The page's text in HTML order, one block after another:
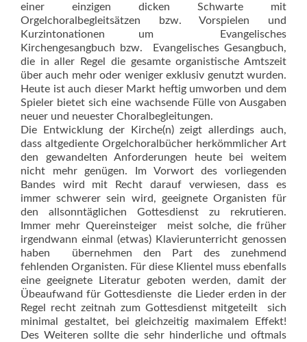
einer einzigen dicken Schwarte mit
Orgelchoralbegleitsätzen bzw. Vorspielen und
Kurzintonationen um Evangelisches
Kirchengesangbuch bzw. Evangelisches Gesangbuch,
die in aller Regel die gesamte organistische Amtszeit
über auch mehr oder weniger exklusiv genutzt wurden.
Heute ist auch dieser Markt heftig umworben und dem
Spieler bietet sich eine wachsende Fülle von Ausgaben
neuer und neuester Choralbegleitungen.
Die Entwicklung der Kirche(n) zeigt allerdings auch,
dass altgediente Orgelchoralbücher herkömmlicher Art
den gewandelten Anforderungen heute bei weitem
nicht mehr genügen. Im Vorwort des vorliegenden
Bandes wird mit Recht darauf verwiesen, dass es
immer schwe­rer sein wird, geeignete Organisten für
den allsonntäglichen Gottesdienst zu rekrutieren.
Immer mehr Quereinsteiger  meist solche, die früher
irgendwann einmal (etwas) Klavierunterricht genossen
haben  übernehmen den Part des zunehmend
fehlenden Organisten. Für diese Klientel muss ebenfalls
eine geeignete Literatur geboten werden, damit der
Übeaufwand für Gottesdienste  die Lieder erden in der
Regel recht zeitnah zum Gottesdienst mitgeteilt  sich
minimal gestaltet, bei gleichzeitig maximalem Effekt!
Des Weiteren sollte die sehr hinderliche und oftmals